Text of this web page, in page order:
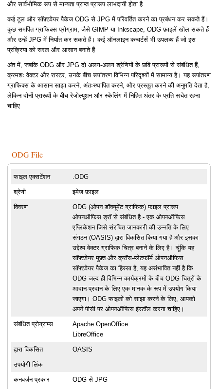
और सार्वभौमिक रूप से मान्यता प्राप्त प्रारूप लाभदायी होता है
कई टूल और सॉफ़्टवेयर पैकेज ODG से JPG में परिवर्तित करने का प्रबंधन कर सकते हैं।
कुछ समर्पित ग्राफिक्स प्रोग्राम, जैसे GIMP या Inkscape, ODG फ़ाइलें खोल सकते हैं
और उन्हें JPG में निर्यात कर सकते हैं। कई ऑनलाइन कन्वर्टर्स भी उपलब्ध हैं जो इस
प्रक्रिया को सरल और आसान बनाते हैं
अंत में, जबकि ODG और JPG दो अलग-अलग श्रेणियों के छवि प्रारूपों से संबंधित हैं,
क्रमशः वेक्टर और रास्टर, उनके बीच रूपांतरण विभिन्न परिदृश्यों में सामान्य है। यह रूपांतरण
ग्राफिक्स के आसान साझा करने, अंतःस्थापित करने, और प्रस्तुत करने की अनुमति देता है,
लेकिन दोनों प्रारूपों के बीच रेजोल्यूशन और स्केलिंग में निहित अंतर के प्रति सचेत रहना
चाहिए
ODG File
फाइल एक्सटेंशन .ODG
श्रेणी इमेज फ़ाइल
विवरण
ODG (ओपन डॉक्यूमेंट ग्राफिक) फाइल प्रारूप
ओपनऑफिस ड्रॉ से संबंधित है - एक ओपनऑफिस
एप्लिकेशन जिसे संरचित जानकारी की उन्नति के लिए
संगठन (OASIS) द्वारा विकसित किया गया है और इसका
उद्देश्य वेक्टर ग्राफिक चित्र बनाने के लिए है। चूंकि यह
सॉफ्टवेयर मुफ़्त और क्रॉस-प्लेटफॉर्म ओपनऑफिस
सॉफ्टवेयर पैकेज का हिस्सा है, यह असंभावित नहीं है कि
ODG जल्द ही विभिन्न कार्यक्रमों के बीच ODG चित्रों के
आदान-प्रदान के लिए एक मानक के रूप में उपयोग किया
जाएगा। ODG फाइलों को साझा करने के लिए, आपको
अपने पीसी पर ओपनऑफिस इंस्टॉल करना चाहिए।
संबंधित प्रोग्राम्स
Apache OpenOffice
LibreOffice
द्वारा विकसित OASIS
उपयोगी लिंक
कनवर्ज़न प्रकार ODG से JPG